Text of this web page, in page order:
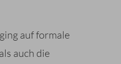
auf formale
auch die